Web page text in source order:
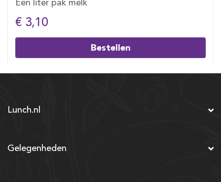
Een liter pak melk
€ 3,10
Bestellen
Lunch.nl
Gelegenheden